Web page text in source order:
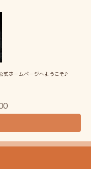
式ホームページへようこそ♪